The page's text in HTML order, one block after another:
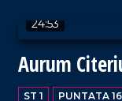
24:53
Aurum
raccontare
ST 1 PUNTATA 16
VAI AL TITOLO